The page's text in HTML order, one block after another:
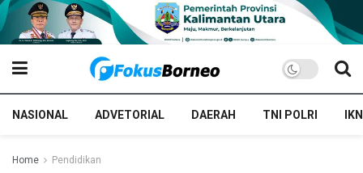
NASIONAL ADVETORIAL DAERAH TNI POLRI IKN
Home Pendidikan